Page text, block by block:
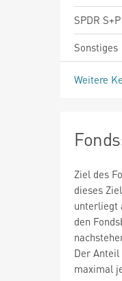
SPDR
Sonstiges
Weitere
Ziel des
dieses
unterliegt
den
Der
maximal